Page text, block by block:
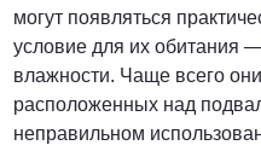
могут появляться
условие для их обитания
влажности. Чаще всего
расположенных над
неправильном